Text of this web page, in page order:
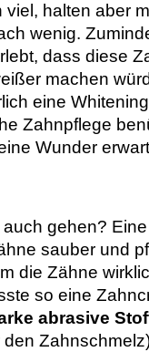
viel, halten aber
wenig.
dass diese
machen
eine
Zahnpflege
Wunder
gehen?
sauber und
die Zähne
so eine
abrasive
den